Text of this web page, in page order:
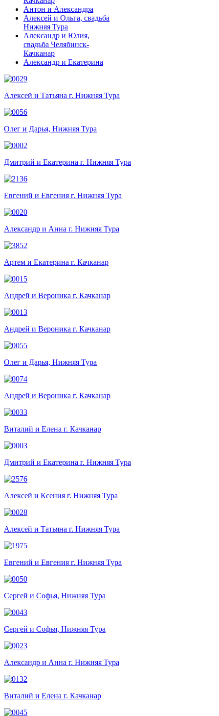
Антон и Александра
Алексей и Ольга, свадьба
Нижняя Тура
Александр и Юлия,
свадьба Челябинск-
Качканар
Александр и Екатерина
Алексей и Татьяна г. Нижняя Тура
Олег и Дарья, Нижняя Тура
Дмитрий и Екатерина г. Нижняя Тура
Евгений и Евгения г. Нижняя Тура
Александр и Анна г. Нижняя Тура
Артем и Екатерина г. Качканар
Андрей и Вероника г. Качканар
Андрей и Вероника г. Качканар
Олег и Дарья, Нижняя Тура
Андрей и Вероника г. Качканар
Виталий и Елена г. Качканар
Дмитрий и Екатерина г. Нижняя Тура
Алексей и Ксения г. Нижняя Тура
Алексей и Татьяна г. Нижняя Тура
Евгений и Евгения г. Нижняя Тура
Сергей и Софья, Нижняя Тура
Сергей и Софья, Нижняя Тура
Александр и Анна г. Нижняя Тура
Виталий и Елена г. Качканар